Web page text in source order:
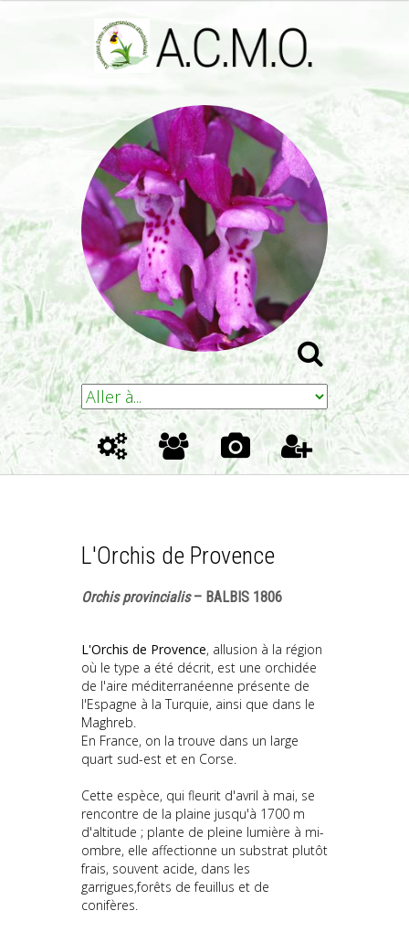
L'Orchis de Provence
Orchis provincialis– BALBIS 1806
L'Orchis de Provence, allusion à la région
où le type a été décrit, est une orchidée
de l'aire méditerranéenne présente de
l'Espagne à la Turquie, ainsi que dans le
Maghreb.
En France, on la trouve dans un large
quart sud-est et en Corse.
Cette espèce, qui fleurit d'avril à mai, se
rencontre de la plaine jusqu'à 1700 m
d'altitude ; plante de pleine lumière à mi-
ombre, elle affectionne un substrat plutôt
frais, souvent acide, dans les
garrigues,forêts de feuillus et de
conifères.